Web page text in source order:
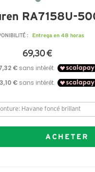
RA7158U-
: Entrega en 48 horas
69,30 €
Havane foncé brillant
ACHETER